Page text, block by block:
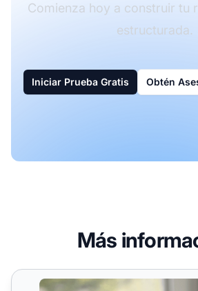
Comienza hoy a construir tu
estructurada.
Iniciar Prueba Gratis Obtén
Más
Función de Matriz Forzada